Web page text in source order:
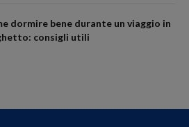
dormire bene durante un viaggio in
consigli utili